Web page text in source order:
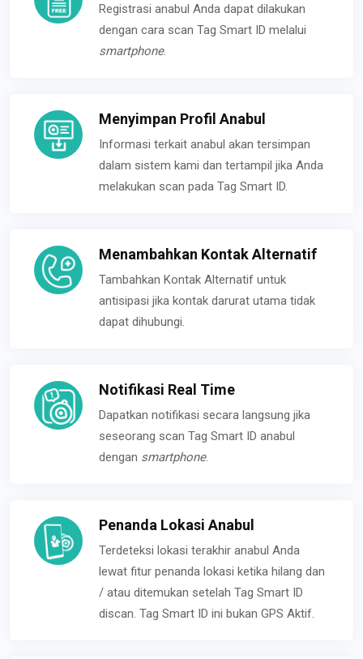
Registrasi anabul Anda dapat dilakukan
dengan cara scan Tag Smart ID melalui
smartphone.
Menyimpan Profil Anabul
Informasi terkait anabul akan tersimpan
dalam sistem kami dan tertampil jika Anda
melakukan scan pada Tag Smart ID.
Menambahkan Kontak Alternatif
Tambahkan Kontak Alternatif untuk
antisipasi jika kontak darurat utama tidak
dapat dihubungi.
Notifikasi Real Time
Dapatkan notifikasi secara langsung jika
seseorang scan Tag Smart ID anabul
dengan smartphone.
Penanda Lokasi Anabul
Terdeteksi lokasi terakhir anabul Anda
lewat fitur penanda lokasi ketika hilang dan
/ atau ditemukan setelah Tag Smart ID
discan. Tag Smart ID ini bukan GPS Aktif.